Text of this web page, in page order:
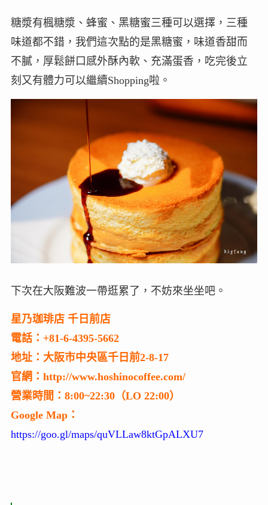
糖漿有楓糖漿、蜂蜜、黑糖蜜三種可以選擇，三種
味道都不錯，我們這次點的是黑糖蜜，味道香甜而
不膩，厚鬆餅口感外酥內軟、充滿蛋香，吃完後立
刻又有體力可以繼續Shopping啦。
下次在大阪難波一帶逛累了，不妨來坐坐吧。
星乃珈琲店 千日前店
電話：+81-6-4395-5662
地址：大阪市中央區千日前2-8-17
官網：http://www.hoshinocoffee.com/
營業時間：8:00~22:30（LO 22:00）
Google Map：
https://goo.gl/maps/quVLLaw8ktGpALXU7